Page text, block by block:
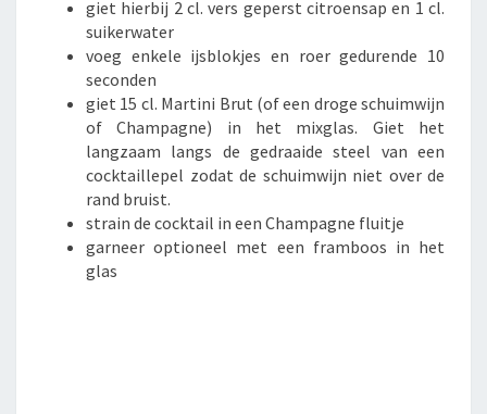
giet hierbij 2 cl. vers geperst citroensap en 1 cl.
suikerwater
voeg enkele ijsblokjes en roer gedurende 10
seconden
giet 15 cl. Martini Brut (of een droge schuimwijn
of Champagne) in het mixglas. Giet het
langzaam langs de gedraaide steel van een
cocktaillepel zodat de schuimwijn niet over de
rand bruist.
strain de cocktail in een Champagne fluitje
garneer optioneel met een framboos in het
glas